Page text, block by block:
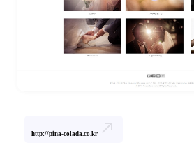
http://pina-colada.co.kr north_east